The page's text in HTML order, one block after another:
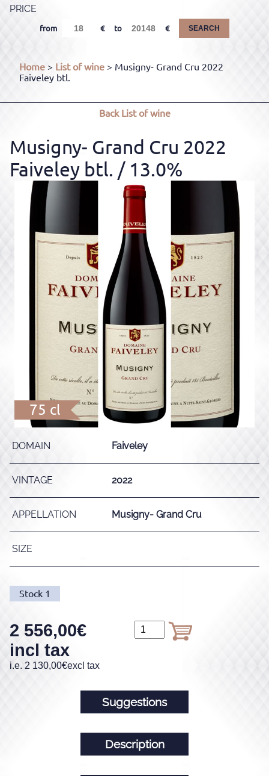
PRICE
from to SEARCH
Home > List of wine > Musigny- Grand Cru 2022
Faiveley btl.
BackList of wine
Musigny- Grand Cru 2022
Faiveley btl. / 13.0%
75 cl
DOMAIN Faiveley
VINTAGE 2022
APPELLATION Musigny- Grand Cru
SIZE
Stock 1
2 556,00€
incl tax
i.e. 2 130,00€excl tax
Suggestions
Description